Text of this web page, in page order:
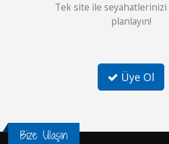
Tek site ile seyahatlerinizi
planlayın!
Üye Ol
Bize Ulaşın